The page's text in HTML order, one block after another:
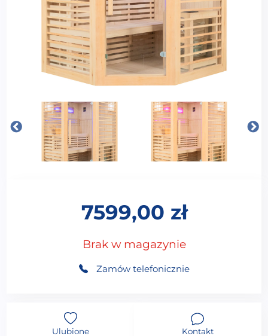
7599,00 zł
Brak w magazynie
Zamów telefonicznie
Ulubione Kontakt